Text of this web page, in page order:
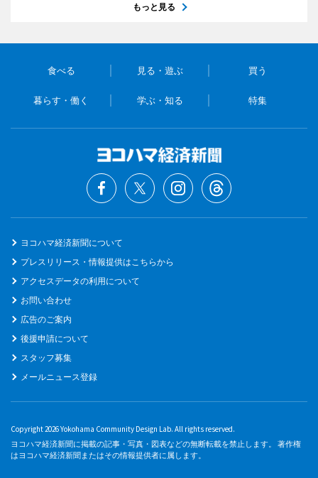
もっと見る
食べる 見る・遊ぶ 買う
暮らす・働く 学ぶ・知る 特集
ヨコハマ経済新聞について
プレスリリース・情報提供はこちらから
アクセスデータの利用について
お問い合わせ
広告のご案内
後援申請について
スタッフ募集
メールニュース登録
Copyright 2026 Yokohama Community Design Lab. All rights reserved.
ヨコハマ経済新聞に掲載の記事・写真・図表などの無断転載を禁止します。 著作権
はヨコハマ経済新聞またはその情報提供者に属します。